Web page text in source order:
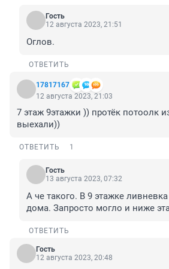
Гость
12 августа 2023, 21:51
Оглов.
ОТВЕТИТЬ
17817167
12 августа 2023, 21:03
7 этаж 9этажки )) протёк потоолк
выехали))
ОТВЕТИТЬ 1
Гость
13 августа 2023, 07:32
А че такого. В 9 этажке
дома. Запросто могло и ниже
ОТВЕТИТЬ
Гость
12 августа 2023, 20:48